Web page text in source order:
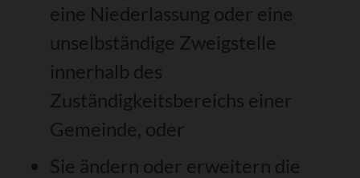
eine Niederlassung oder eine
unselbständige Zweigstelle
innerhalb des
Zuständigkeitsbereichs einer
Gemeinde, oder
Sie ändern oder erweitern die